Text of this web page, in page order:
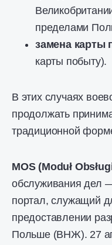
пределами
замена карты
карты побыту).
В этих случаях
продолжать
традиционной
MOS (Moduł
обслуживания дел
портал, служащий
предоставлении
Польше (ВНЖ). 27